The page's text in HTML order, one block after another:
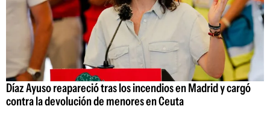
Díaz Ayuso reapareció tras los incendios en Madrid y cargó
contra la devolución de menores en Ceuta